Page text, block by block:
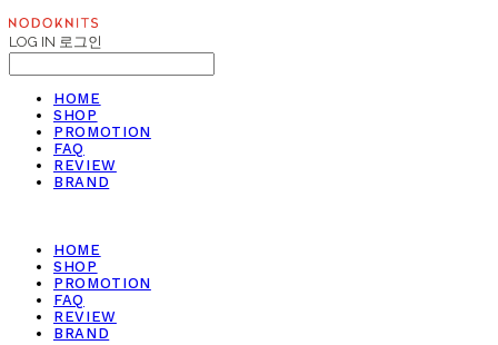
LOG IN 로그인
HOME
SHOP
PROMOTION
FAQ
REVIEW
BRAND
HOME
SHOP
PROMOTION
FAQ
REVIEW
BRAND